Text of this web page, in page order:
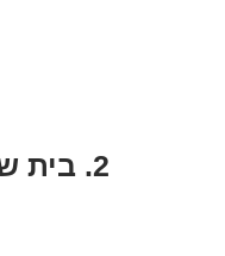
2. בית שהוא מתחם סקייטבורד ענקי, ארה"ב